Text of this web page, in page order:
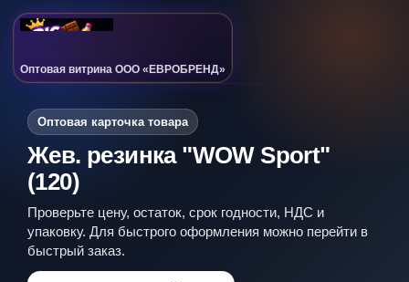
Оптовая витрина ООО «ЕВРОБРЕНД»
Оптовая карточка товара
Жев. резинка "WOW Sport"
(120)
Проверьте цену, остаток, срок годности, НДС и
упаковку. Для быстрого оформления можно перейти в
быстрый заказ.